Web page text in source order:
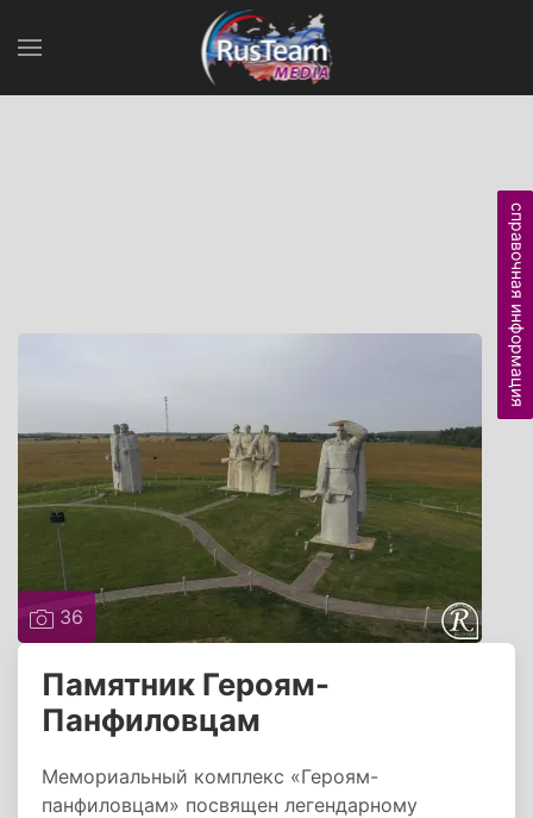
36
Памятник Героям-
Панфиловцам
Мемориальный комплекс «Героям-
панфиловцам» посвящен легендарному
справочная информация